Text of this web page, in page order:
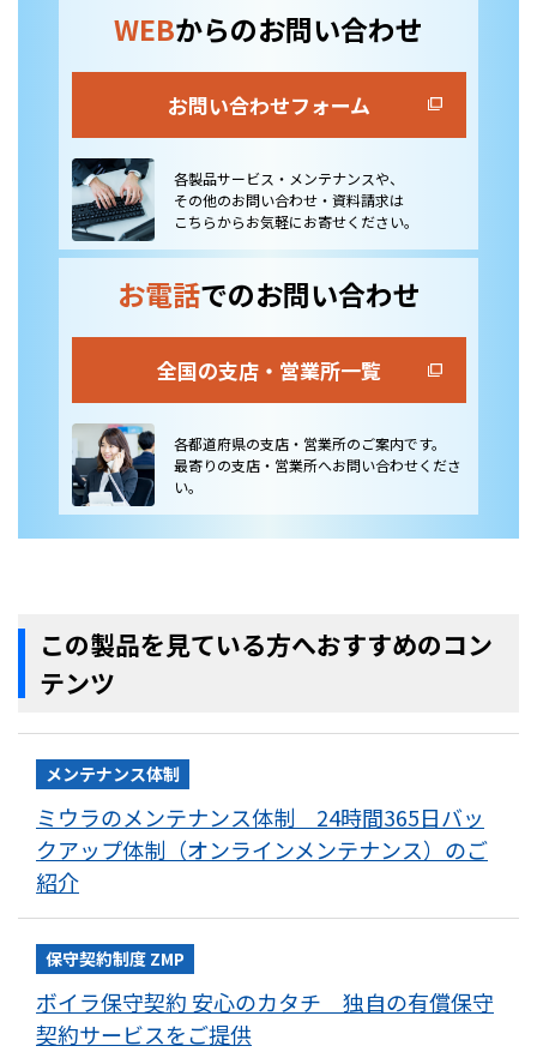
WEBからのお問い合わせ
お問い合わせフォーム
各製品サービス・メンテナンスや、
その他のお問い合わせ・資料請求は
こちらからお気軽にお寄せください。
お電話でのお問い合わせ
全国の支店・営業所一覧
各都道府県の支店・営業所のご案内です。
最寄りの支店・営業所へお問い合わせくださ
い。
この製品を見ている方へおすすめのコン
テンツ
メンテナンス体制
ミウラのメンテナンス体制 24時間365日バッ
クアップ体制（オンラインメンテナンス）のご
紹介
保守契約制度 ZMP
ボイラ保守契約 安心のカタチ 独自の有償保守
契約サービスをご提供